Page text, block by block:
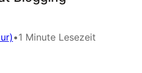
•1 Minute Lesezeit